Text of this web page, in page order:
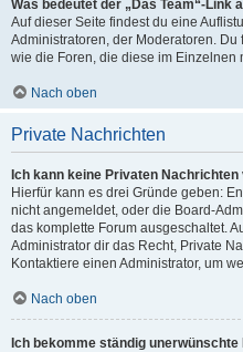
Was bedeutet der „Das Team“-Link
Auf dieser Seite findest du eine
Administratoren, der Moderatoren.
wie die Foren, die diese im Einzelnen
Nach oben
Private Nachrichten
Ich kann keine Privaten
Hierfür kann es drei Gründe geben:
nicht angemeldet, oder die Board-
das komplette Forum ausgeschaltet.
Administrator dir das Recht, Private
Kontaktiere einen Administrator, um
Nach oben
Ich bekomme ständig